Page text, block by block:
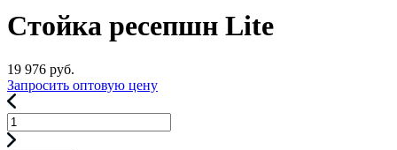
Стойка ресепшн Lite
19 976 руб.
Запросить оптовую цену